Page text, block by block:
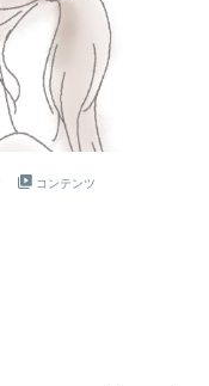
コンテンツ